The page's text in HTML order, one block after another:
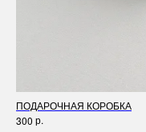
ПОДАРОЧНАЯ КОРОБКА
300 р.